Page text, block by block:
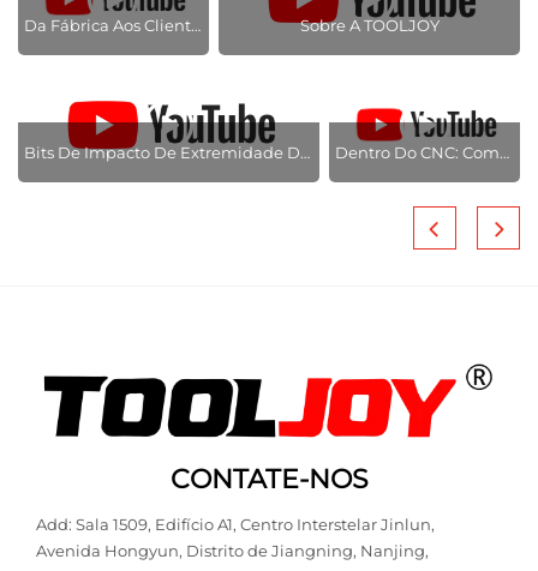
Da Fábrica Aos Clientes Globais Sobre A TOOLJOY
Bits De Impacto De Extremidade Dupla Longos Com Acabamento Jateado E Teste De Torque Pesado Dentro Do CNC: Como Os Bits De Precisão São Fabricados
CONTATE-NOS
Add: Sala 1509, Edifício A1, Centro Interstelar Jinlun,
Avenida Hongyun, Distrito de Jiangning, Nanjing,